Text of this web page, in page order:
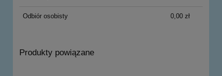
Odbiór osobisty 0,00 zł
Produkty powiązane